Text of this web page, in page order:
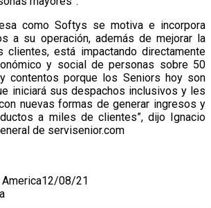
como Softys se motiva e incorpora
a su operación, además de mejorar la
clientes, está impactando directamente
y social de personas sobre 50
contentos porque los Seniors hoy son
iniciará sus despachos inclusivos y les
nuevas formas de generar ingresos y
a miles de clientes”, dijo Ignacio
de servisenior.com
12/08/21